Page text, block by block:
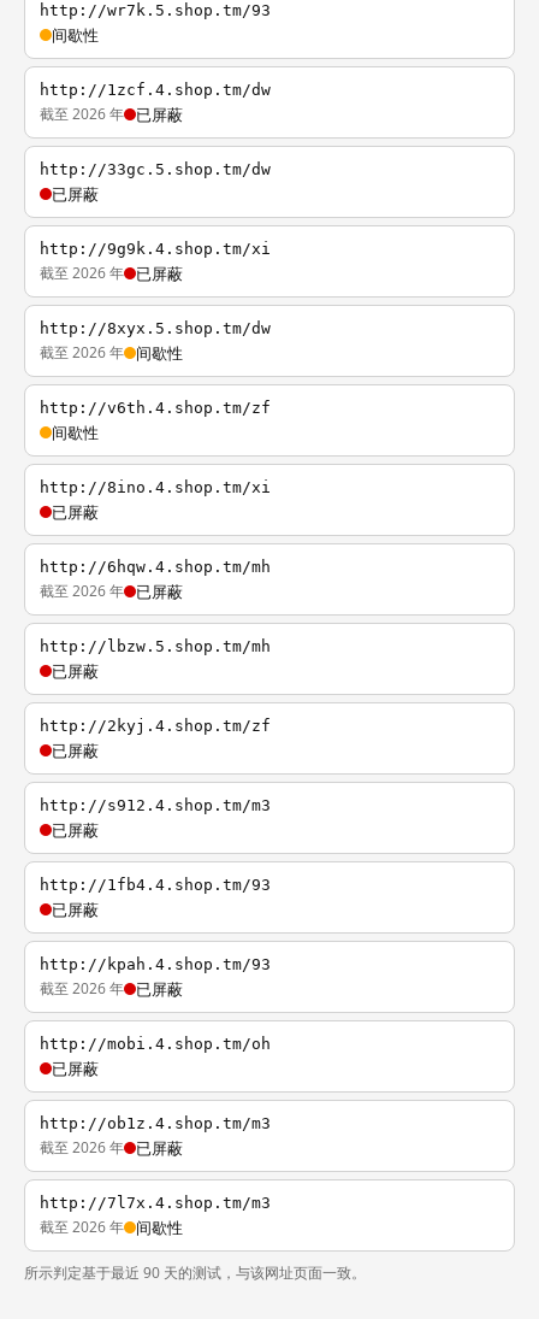
http://wr7k.5.shop.tm/93
间歇性
http://1zcf.4.shop.tm/dw
截至 2026 年 已屏蔽
http://33gc.5.shop.tm/dw
已屏蔽
http://9g9k.4.shop.tm/xi
截至 2026 年 已屏蔽
http://8xyx.5.shop.tm/dw
截至 2026 年 间歇性
http://v6th.4.shop.tm/zf
间歇性
http://8ino.4.shop.tm/xi
已屏蔽
http://6hqw.4.shop.tm/mh
截至 2026 年 已屏蔽
http://lbzw.5.shop.tm/mh
已屏蔽
http://2kyj.4.shop.tm/zf
已屏蔽
http://s912.4.shop.tm/m3
已屏蔽
http://1fb4.4.shop.tm/93
已屏蔽
http://kpah.4.shop.tm/93
截至 2026 年 已屏蔽
http://mobi.4.shop.tm/oh
已屏蔽
http://ob1z.4.shop.tm/m3
截至 2026 年 已屏蔽
http://7l7x.4.shop.tm/m3
截至 2026 年 间歇性
所示判定基于最近 90 天的测试，与该网址页面一致。